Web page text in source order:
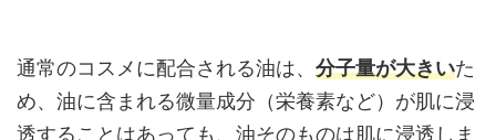
通常のコスメに配合される油は、 分子量が大きいた
め、油に含まれる微量成分（栄養素など）が肌に浸
透することはあっても、油そのものは肌に浸透しま